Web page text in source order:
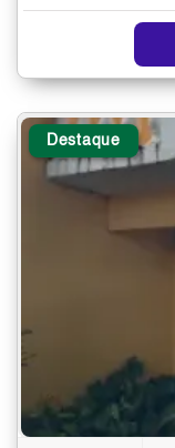
Destaque